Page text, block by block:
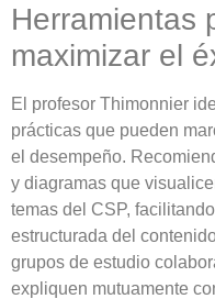
Herramientas
maximizar el
El profesor Thimonnier
prácticas que pueden
el desempeño.
y diagramas que
temas del CSP,
estructurada del
grupos de estudio
expliquen mutuamente